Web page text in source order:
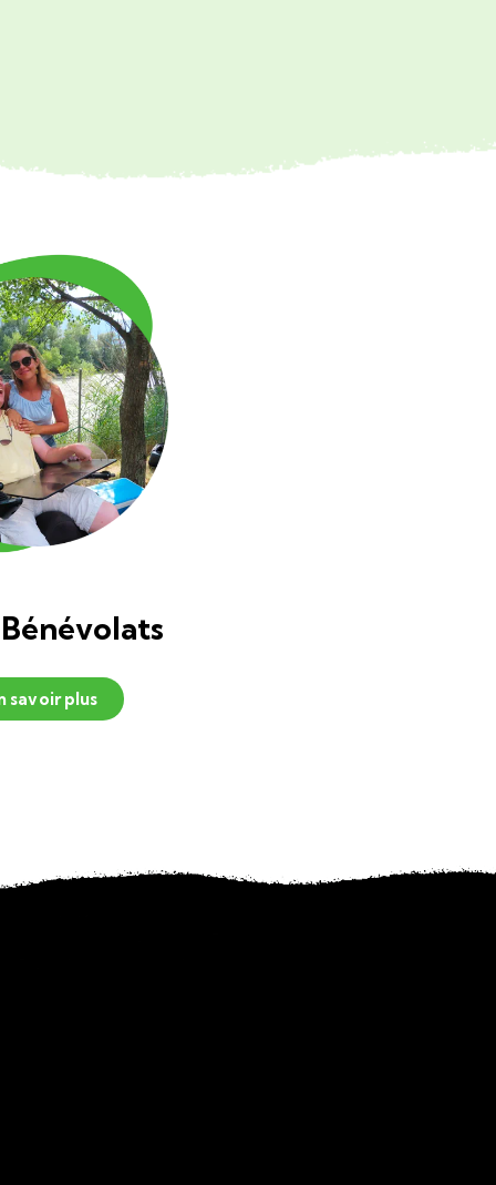
Bénévolats
savoir plus